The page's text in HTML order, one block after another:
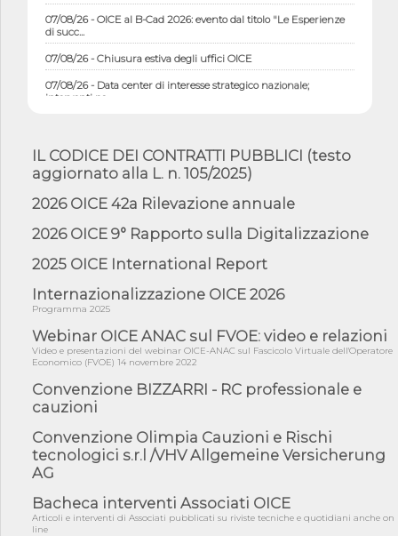
07/08/26 - OICE al B-Cad 2026: evento dal titolo "Le Esperienze
di succ...
07/08/26 - Chiusura estiva degli uffici OICE
07/08/26 - Data center di interesse strategico nazionale;
interventi pe...
07/08/26 - Ponte sullo Stretto di Messina: deliberata la
sussistenza di...
07/08/26 - Tunnel Brennero, dal Cipess via libera al quinto lotto
costr...
06/08/26 - Istat, produzione industriale in calo dell'1% a giugno,
06/08/26 - Dal 3 agosto in vigore l'obbligo di energie rinnovabili
con ...
06/08/26 - DL PA approvato in Cdm: contributi per
riqualificazione sism...
06/08/26 - CdM: approvato il d.lgs. di adeguamento all’AI Act in
mate...
06/08/26 - DDL delegazione europea in Cdm per recepimento
norme UE in m...
05/08/26 - DL Infrastrutture e PNRR è legge: approvata oggi la
fiducia...
05/08/26 - Focus OICE sul DDL di riforma della responsabilità
05/08/26 - Anac: pubblicata la Relazione illustrativa al Bando tipo
2 s...
IL CODICE DEI CONTRATTI PUBBLICI (testo
aggiornato alla L. n. 105/2025)
2026 OICE 42a Rilevazione annuale
2026 OICE 9° Rapporto sulla Digitalizzazione
2025 OICE International Report
Internazionalizzazione OICE 2026
Programma 2025
Webinar OICE ANAC sul FVOE: video e relazioni
Video e presentazioni del webinar OICE-ANAC sul Fascicolo Virtuale dell'Operatore
Economico (FVOE) 14 novembre 2022
Convenzione BIZZARRI - RC professionale e
cauzioni
Convenzione Olimpia Cauzioni e Rischi
tecnologici s.r.l /VHV Allgemeine Versicherung
AG
Bacheca interventi Associati OICE
Articoli e interventi di Associati pubblicati su riviste tecniche e quotidiani anche on
line